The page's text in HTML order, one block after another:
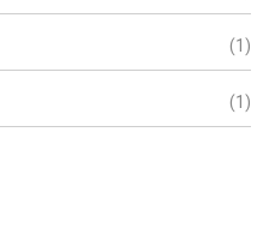
(1)
(1)